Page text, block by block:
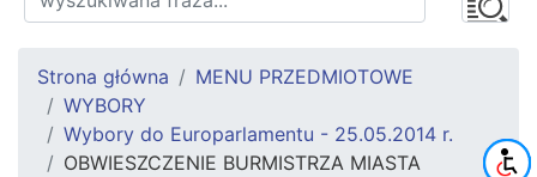
Strona główna
MENU PRZEDMIOTOWE
WYBORY
Wybory do Europarlamentu - 25.05.2014 r.
OBWIESZCZENIE BURMISTRZA MIASTA